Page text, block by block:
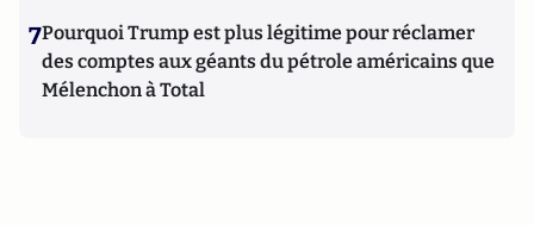
7Pourquoi Trump est plus légitime pour réclamer
des comptes aux géants du pétrole américains que
Mélenchon à Total